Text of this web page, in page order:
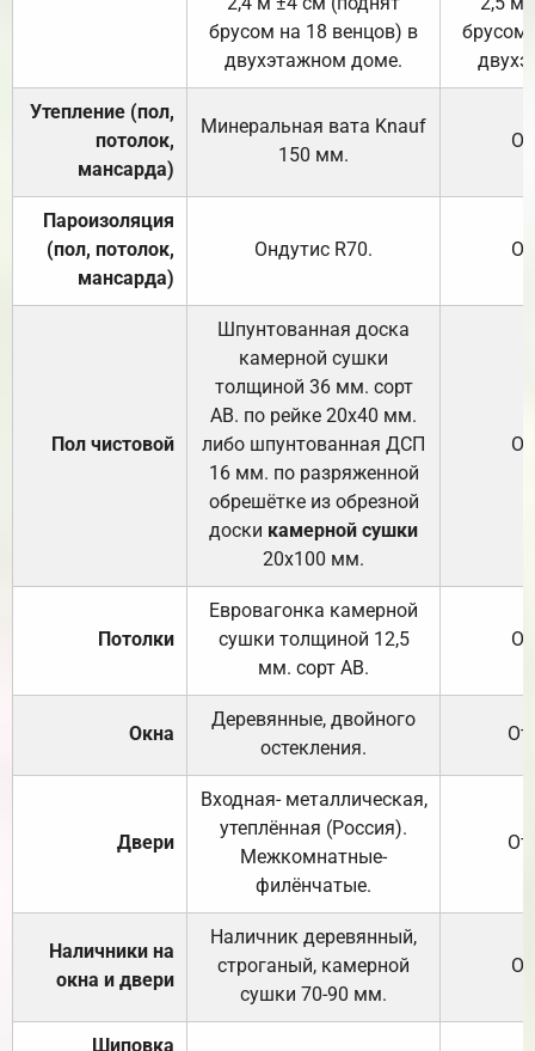
брусом на 18 венцов) в
двухэтажном доме.
брусом
Утепление (пол,
потолок,
мансарда)
Минеральная вата Knauf
150 мм.
Пароизоляция
(пол, потолок,
мансарда)
Ондутис R70.
Пол чистовой
Шпунтованная доска
камерной сушки
толщиной 36 мм. сорт
АВ. по рейке 20х40 мм.
либо шпунтованная ДСП
16 мм. по разряженной
обрешётке из обрезной
доски камерной сушки
20х100 мм.
Потолки
Евровагонка камерной
сушки толщиной 12,5
мм. сорт АВ.
Окна
Деревянные, двойного
остекления.
Двери
Входная- металлическая,
утеплённая (Россия).
Межкомнатные-
филёнчатые.
Наличники на
окна и двери
Наличник деревянный,
строганый, камерной
сушки 70-90 мм.
Шиповка